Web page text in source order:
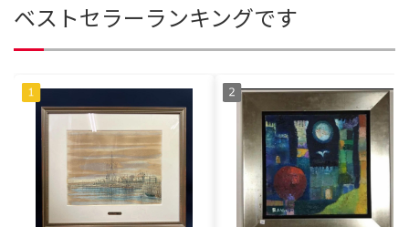
ベストセラーランキングです